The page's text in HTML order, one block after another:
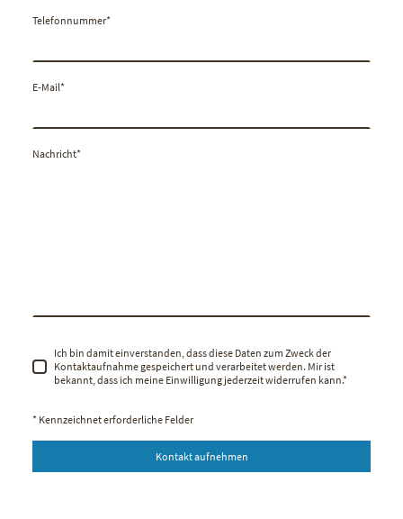
Telefonnummer*
E-Mail*
Nachricht*
Ich bin damit einverstanden, dass diese Daten zum Zweck der
Kontaktaufnahme gespeichert und verarbeitet werden. Mir ist
bekannt, dass ich meine Einwilligung jederzeit widerrufen kann.*
* Kennzeichnet erforderliche Felder
Kontakt aufnehmen